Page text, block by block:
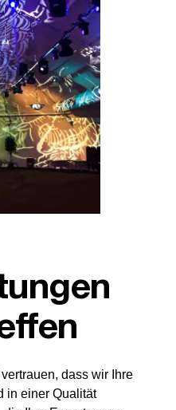
dass wir Ihre
in einer Qualität